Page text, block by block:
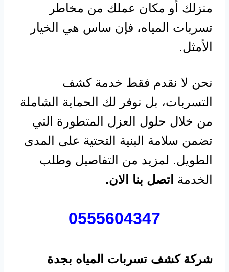
منزلك أو مكان عملك من مخاطر
تسربات المياه، فإن ساس هي الخيار
الأمثل.
نحن لا نقدم فقط خدمة كشف
التسربات، بل نوفر لك الحماية الشاملة
من خلال حلول العزل المتطورة التي
تضمن سلامة البنية التحتية على المدى
الطويل. لمزيد من التفاصيل وطلب
الخدمة اتصل بنا الان.
0555604347
شركة كشف تسربات المياه بجدة